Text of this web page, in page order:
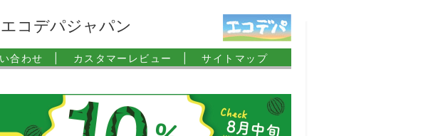
コデパジャパン
合わせ | カスタマーレビュー | サイトマップ